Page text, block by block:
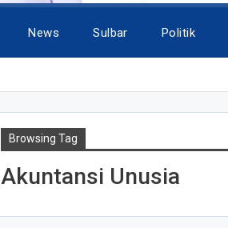
News Sulbar Politik
Browsing Tag
Akuntansi Unusia